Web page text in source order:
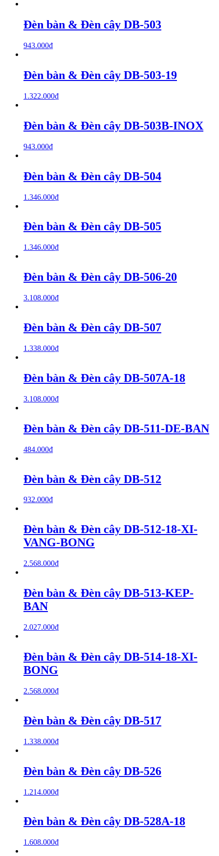
Đèn bàn & Đèn cây DB-503
943.000₫
Đèn bàn & Đèn cây DB-503-19
1.322.000₫
Đèn bàn & Đèn cây DB-503B-INOX
943.000₫
Đèn bàn & Đèn cây DB-504
1.346.000₫
Đèn bàn & Đèn cây DB-505
1.346.000₫
Đèn bàn & Đèn cây DB-506-20
3.108.000₫
Đèn bàn & Đèn cây DB-507
1.338.000₫
Đèn bàn & Đèn cây DB-507A-18
3.108.000₫
Đèn bàn & Đèn cây DB-511-DE-BAN
484.000₫
Đèn bàn & Đèn cây DB-512
932.000₫
Đèn bàn & Đèn cây DB-512-18-XI-
VANG-BONG
2.568.000₫
Đèn bàn & Đèn cây DB-513-KEP-
BAN
2.027.000₫
Đèn bàn & Đèn cây DB-514-18-XI-
BONG
2.568.000₫
Đèn bàn & Đèn cây DB-517
1.338.000₫
Đèn bàn & Đèn cây DB-526
1.214.000₫
Đèn bàn & Đèn cây DB-528A-18
1.608.000₫